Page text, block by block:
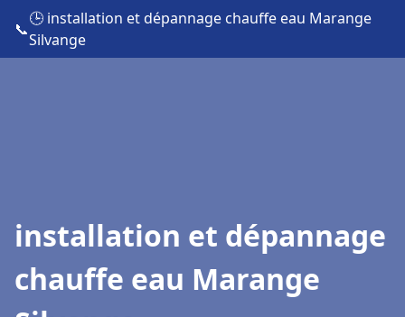
📞
🕒 installation et dépannage chauffe eau Marange
Silvange
installation et dépannage
chauffe eau Marange